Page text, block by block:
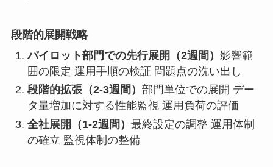
段階的展開戦略
パイロット部門での先行展開（2週間） 影響範
囲の限定 運用手順の検証 問題点の洗い出し
段階的拡張（2-3週間） 部門単位での展開 デー
タ量増加に対する性能監視 運用負荷の評価
全社展開（1-2週間） 最終設定の調整 運用体制
の確立 監視体制の整備